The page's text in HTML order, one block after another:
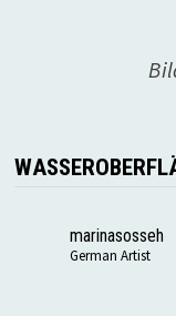
marinasosseh
German Artist